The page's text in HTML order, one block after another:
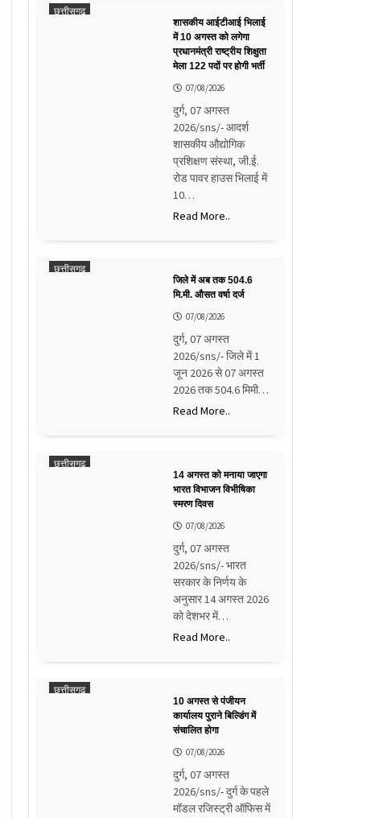
छत्तीसगढ़
शासकीय आईटीआई भिलाई
में 10 अगस्त को लगेगा
प्रधानमंत्री राष्ट्रीय शिक्षुता
मेला 122 पदों पर होगी भर्ती
07/08/2026
दुर्ग, 07 अगस्त
2026/sns/- आदर्श
शासकीय औद्योगिक
प्रशिक्षण संस्था, जी.ई.
रोड पावर हाउस भिलाई में
10…
Read More..
छत्तीसगढ़
जिले में अब तक 504.6
मि.मी. औसत वर्षा दर्ज
07/08/2026
दुर्ग, 07 अगस्त
2026/sns/- जिले में 1
जून 2026 से 07 अगस्त
2026 तक 504.6 मिमी…
Read More..
छत्तीसगढ़
14 अगस्त को मनाया जाएगा
भारत विभाजन विभीषिका
स्मरण दिवस
07/08/2026
दुर्ग, 07 अगस्त
2026/sns/- भारत
सरकार के निर्णय के
अनुसार 14 अगस्त 2026
को देशभर में…
Read More..
छत्तीसगढ़
10 अगस्त से पंजीयन
कार्यालय पुराने बिल्डिंग में
संचालित होगा
07/08/2026
दुर्ग, 07 अगस्त
2026/sns/- दुर्ग के पहले
मॉडल रजिस्ट्री ऑफिस में